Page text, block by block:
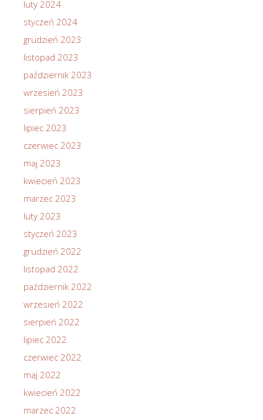
luty 2024
styczeń 2024
grudzień 2023
listopad 2023
październik 2023
wrzesień 2023
sierpień 2023
lipiec 2023
czerwiec 2023
maj 2023
kwiecień 2023
marzec 2023
luty 2023
styczeń 2023
grudzień 2022
listopad 2022
październik 2022
wrzesień 2022
sierpień 2022
lipiec 2022
czerwiec 2022
maj 2022
kwiecień 2022
marzec 2022